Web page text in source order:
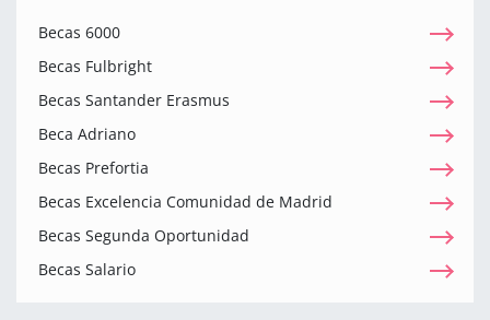
Becas 6000
Becas Fulbright
Becas Santander Erasmus
Beca Adriano
Becas Prefortia
Becas Excelencia Comunidad de Madrid
Becas Segunda Oportunidad
Becas Salario